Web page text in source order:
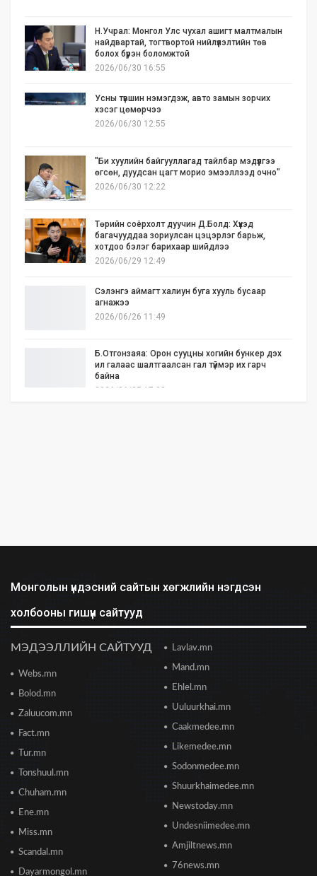
Н.Учрал: Монгол Улс чухал ашигт малтмалын
найдвартай, тогтвортой нийлүүлэлтийн төв
болох бүрэн боломжтой
2026/06/30 16:55
Усны түвшин нэмэгдэж, авто замын зорчих
хэсэг цөмөрчээ
2026/06/30 12:55
"Би хуулийн байгууллагад тайлбар мэдүүлгээ
өгсөн, дуудсан цагт морио эмээллээд очно"
2026/06/30 12:22
Төрийн соёрхолт дуучин Д.Болд: Хүүхэд
багачууддаа зориулсан цэцэрлэг барьж,
хотдоо бэлэг барихаар шийдлээ
2026/06/29 12:49
Сэлэнгэ аймагт халиун буга хууль бусаар
агнажээ
2026/06/26 11:49
Б.Отгонзаяа: Орон сууцны хогийн бункер дэх
ил галаас шалтгаалсан гал түймэр их гарч
байна
2026/06/25 17:02
2028 оны сонгуульд Т.Баярхүү хүч үзэхээ мэдэгдэв
2026/06/23 18:47
худалдааны төв худалдаа эрхлэгчдэд хаалгаа
Борооны ус зайлуулах худаг, шугам руу ахуйн
2026/06/20 11:04
Б.Даваадалай: Уурхайн менежментээс
Сонсголгүй төрийн СОНСГОЛ-2
Монголын үндэсний сайтын хөгжлийн нэгдсэн
холбооны гишүүн сайтууд
МЭДЭЭЛЛИЙН САЙТУУД
Webs.mn
Bolod.mn
Zaluucom.mn
Fact.mn
Tur.mn
Tonshuul.mn
Chuham.mn
Ene.mn
Miss.mn
Scandal.mn
Dayarmongol.mn
Lavlav.mn
Mand.mn
Ehlel.mn
Uuluurkhai.mn
Caakmedee.mn
Likemedee.mn
Sodonmedee.mn
Shuurkhaimedee.mn
Newstoday.mn
Undesniimedee.mn
Amjiltnews.mn
76news.mn